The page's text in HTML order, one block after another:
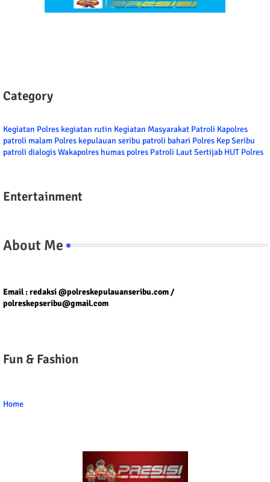
Category
Kegiatan Polres kegiatan rutin Kegiatan Masyarakat Patroli Kapolres
patroli malam Polres kepulauan seribu patroli bahari Polres Kep Seribu
patroli dialogisWakapolres humas polres Patroli LautSertijab HUT Polres
Entertainment
About Me
Email : redaksi @polreskepulauanseribu.com /
polreskepseribu@gmail.com
Fun & Fashion
Home